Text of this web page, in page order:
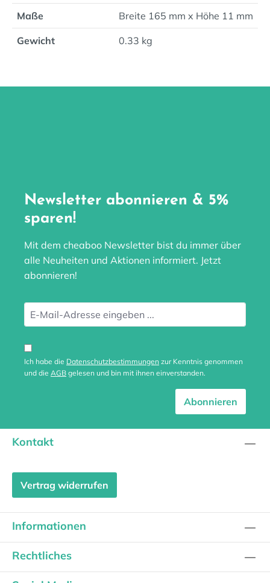
Maße Breite 165 mm x Höhe 11 mm
Gewicht 0.33 kg
Newsletter abonnieren & 5%
sparen!
Mit dem cheaboo Newsletter bist du immer über
alle Neuheiten und Aktionen informiert. Jetzt
abonnieren!
Ich habe die Datenschutzbestimmungen zur Kenntnis genommen
und die AGB gelesen und bin mit ihnen einverstanden.
Abonnieren
Kontakt
Vertrag widerrufen
Informationen
Rechtliches